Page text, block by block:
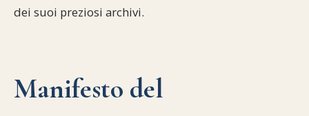
Tanach
dei suoi preziosi archivi.
Manifesto del